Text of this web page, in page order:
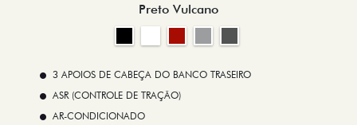
Preto Vulcano
3 APOIOS DE CABEÇA DO BANCO TRASEIRO
ASR (CONTROLE DE TRAÇÃO)
AR-CONDICIONADO